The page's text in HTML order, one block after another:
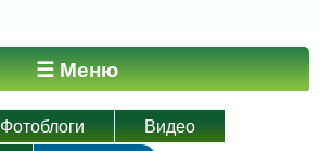
☰ Меню
Фотоблоги
Видео